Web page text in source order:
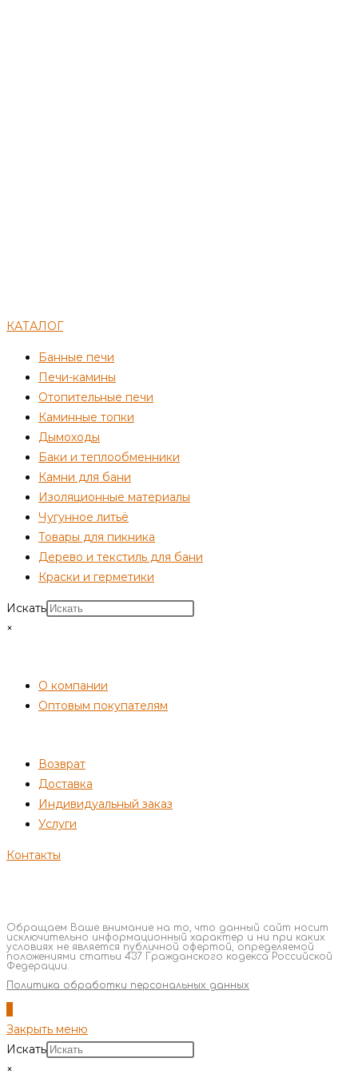
КАТАЛОГ
Банные печи
Печи-камины
Отопительные печи
Каминные топки
Дымоходы
Баки и теплообменники
Камни для бани
Изоляционные материалы
Чугунное литьё
Товары для пикника
Дерево и текстиль для бани
Краски и герметики
Искать
×
О компании
Оптовым покупателям
Возврат
Доставка
Индивидуальный заказ
Услуги
Контакты
Обращаем Ваше внимание на то, что данный сайт носит
исключительно информационный характер и ни при каких
условиях не является публичной офертой, определяемой
положениями статьи 437 Гражданского кодекса Российской
Федерации.
Политика обработки персональных данных
Закрыть меню
Искать
×